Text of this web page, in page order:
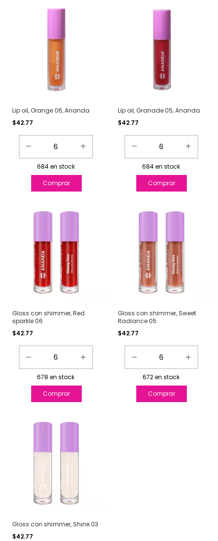
Lip oil, Orange 06, Ananda
$42.77
684en stock
Lip oil, Granade 05, Ananda
$42.77
684en stock
Gloss con shimmer, Red
sparkle 06
$42.77
678 en stock
Gloss con shimmer, Sweet
Radiance 05
$42.77
672en stock
Gloss con shimmer, Shine 03
$42.77